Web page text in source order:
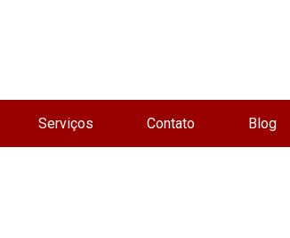
Serviços Contato Blog